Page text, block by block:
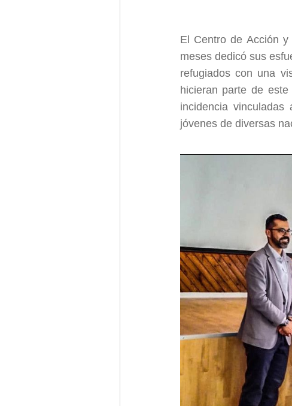
El Centro de Acción
meses dedicó sus
refugiados con una
hicieran parte de
incidencia
jóvenes de diversas